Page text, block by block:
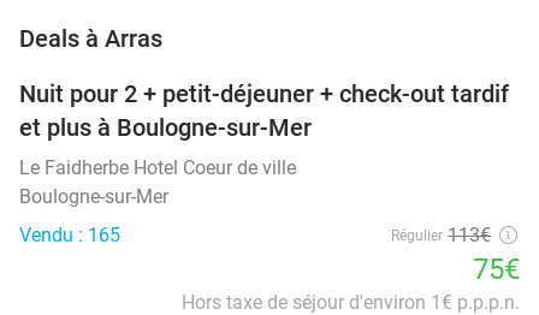
Deals à Arras
34%
NEW
TODAY
Nuit pour 2 + petit-déjeuner + check-out tardif
et plus à Boulogne-sur-Mer
Le Faidherbe Hotel Coeur de ville
Boulogne-sur-Mer
Vendu : 165
Régulier 113€
75€
Hors taxe de séjour d'environ 1€ p.p.p.n.